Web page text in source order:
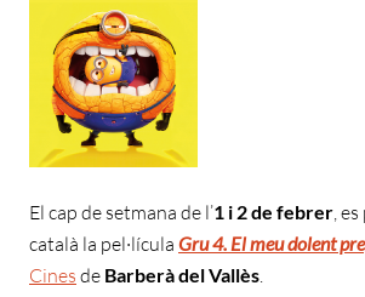
El cap de setmana de l’1 i 2 de febrer,
català la pel·lícula Gru 4. El meu dolent
Cines de Barberà del Vallès.